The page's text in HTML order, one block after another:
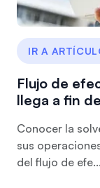
IR A
Flujo de
llega a fin
Conocer la
sus
del flujo de efe...